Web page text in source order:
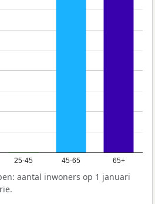
25-45 45-65 65+
aantal inwoners op 1 januari